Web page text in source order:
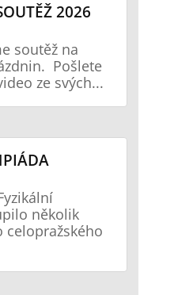
2026
soutěž na
Pošlete
ze svých...
několik
celopražského